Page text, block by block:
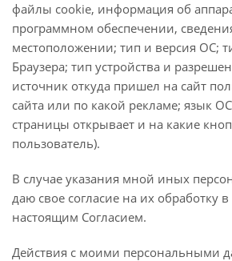
файлы cookie, информация об
программном обеспечении,
местоположении; тип и версия ОС;
Браузера; тип устройства и
источник откуда пришел на сайт
сайта или по какой рекламе; язык
страницы открывает и на какие
пользователь).
В случае указания мной иных
даю свое согласие на их обработку в
настоящим Согласием.
Действия с моими персональными